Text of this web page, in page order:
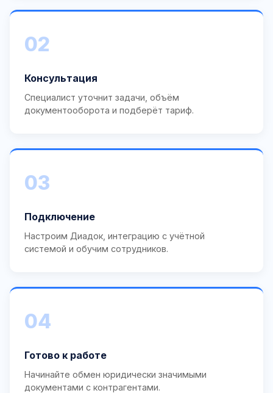
02
Консультация
Специалист уточнит задачи, объём
документооборота и подберёт тариф.
03
Подключение
Настроим Диадок, интеграцию с учётной
системой и обучим сотрудников.
04
Готово к работе
Начинайте обмен юридически значимыми
документами с контрагентами.